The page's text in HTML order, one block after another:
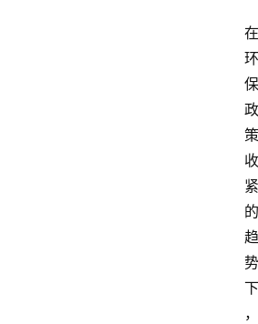
在
环
保
政
策
收
紧
的
趋
势
下
，